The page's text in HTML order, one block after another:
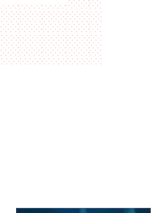
险抑制措
务器进行定
致的主机失